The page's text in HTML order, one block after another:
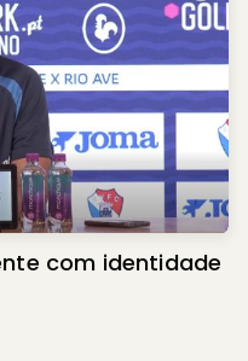
com identidade